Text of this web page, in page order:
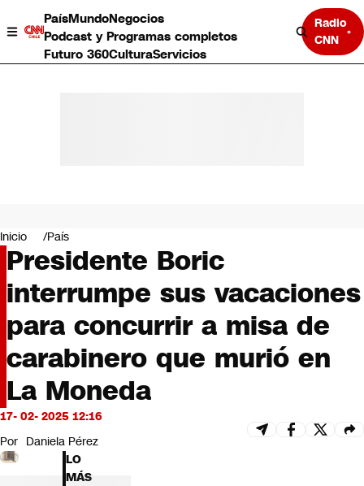
PaísMundoNegocios
Podcast y Programas completos
Futuro 360CulturaServicios
Radio
CNN
Negocios
Deportes
Programas completos
Cultura
Servicios
Bits
CNN tiempo
Futuro 360
Opinión
Inicio País
Presidente Boric
interrumpe sus vacaciones
para concurrir a misa de
carabinero que murió en
La Moneda
17- 02- 2025 12:16
Por Daniela Pérez
LO
MÁS